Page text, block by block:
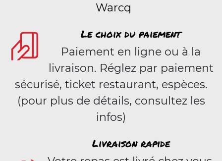
Warcq
Le choix du paiement
Paiement en ligne ou à la
livraison. Réglez par paiement
sécurisé, ticket restaurant, espèces.
(pour plus de détails, consultez les
infos)
Livraison rapide